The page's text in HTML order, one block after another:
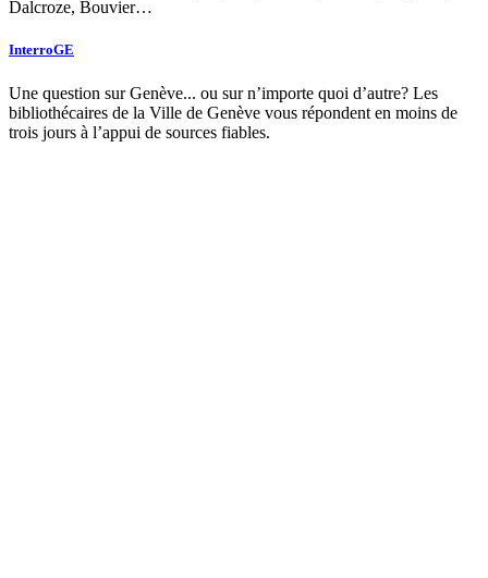
Dalcroze, Bouvier…
InterroGE
Une question sur Genève... ou sur n’importe quoi d’autre? Les
bibliothécaires de la Ville de Genève vous répondent en moins de
trois jours à l’appui de sources fiables.